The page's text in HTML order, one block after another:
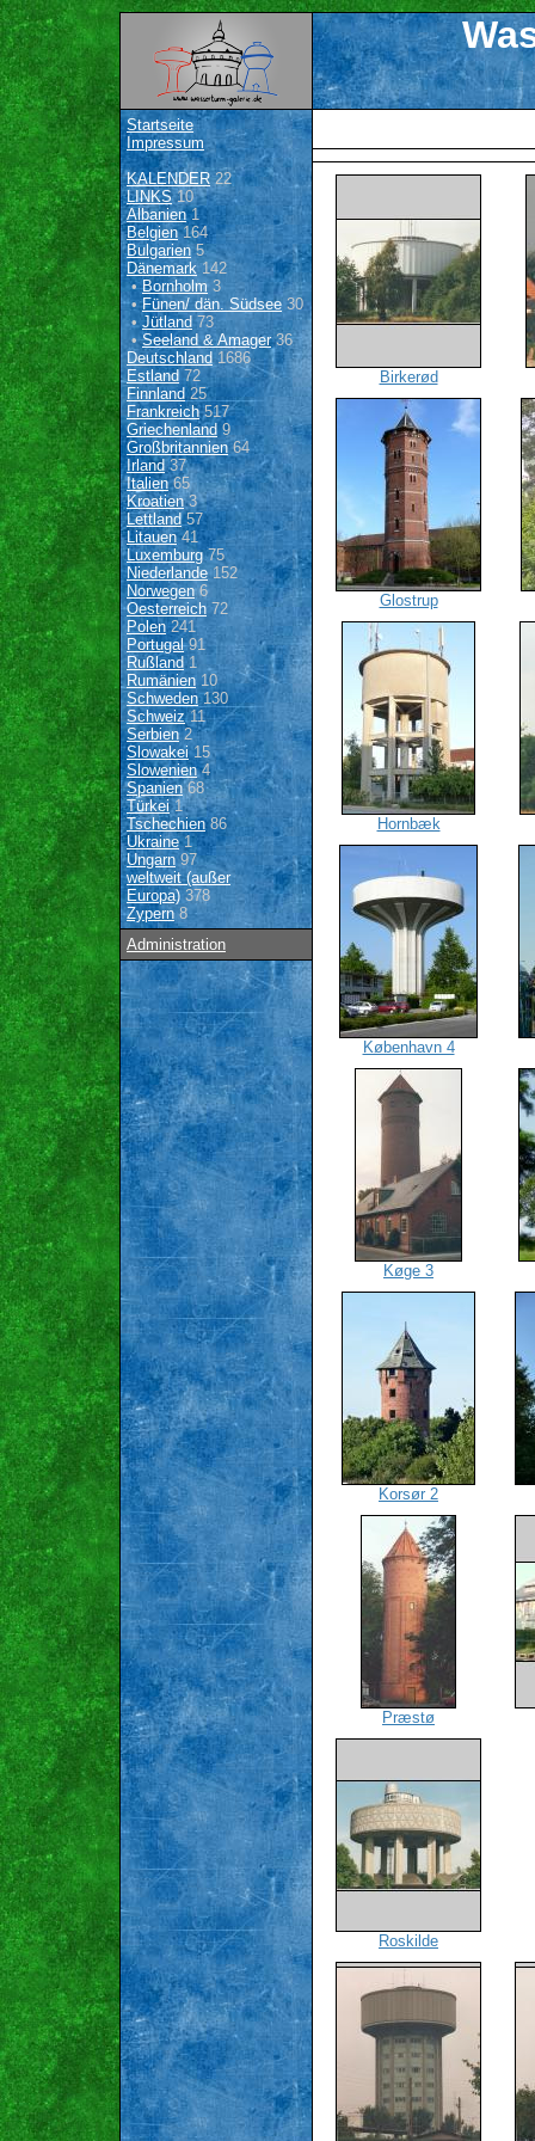
Startseite
Impressum
KALENDER22
LINKS10
Albanien1
Belgien164
Bulgarien 5
Dänemark142
•Bornholm 3
•Fünen/ dän. Südsee 30
• Jütland 73
•Seeland & Amager36
Deutschland 1686
Estland 72
Finnland25
Frankreich517
Griechenland 9
Großbritannien64
Irland37
Italien65
Kroatien3
Lettland57
Litauen41
Luxemburg75
Niederlande 152
Norwegen6
Oesterreich 72
Polen241
Portugal91
Rußland1
Rumänien 10
Schweden130
Schweiz11
Serbien2
Slowakei15
Slowenien4
Spanien68
Türkei1
Tschechien86
Ukraine1
Ungarn 97
weltweit (außer
Europa) 378
Zypern 8
Administration
Birkerød
Glostrup
Hornbæk
København 4
Køge 3
Korsør 2
Præstø
Roskilde